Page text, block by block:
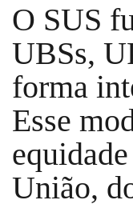
O SUS
UBSs,
forma
Esse
União,